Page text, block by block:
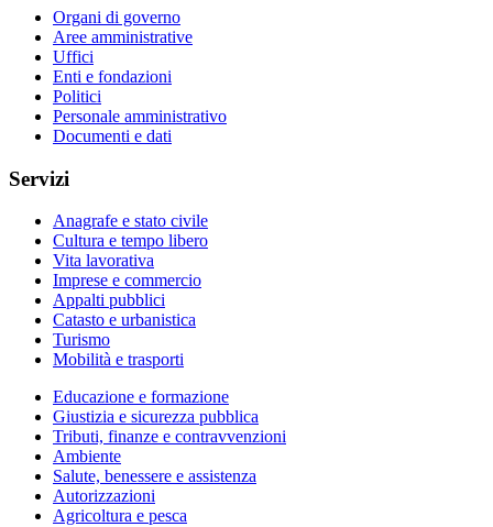
Organi di governo
Aree amministrative
Uffici
Enti e fondazioni
Politici
Personale amministrativo
Documenti e dati
Servizi
Anagrafe e stato civile
Cultura e tempo libero
Vita lavorativa
Imprese e commercio
Appalti pubblici
Catasto e urbanistica
Turismo
Mobilità e trasporti
Educazione e formazione
Giustizia e sicurezza pubblica
Tributi, finanze e contravvenzioni
Ambiente
Salute, benessere e assistenza
Autorizzazioni
Agricoltura e pesca